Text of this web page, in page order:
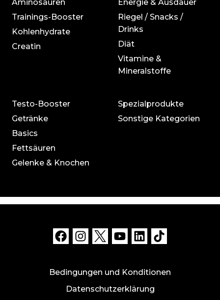
Aminosäuren
Trainings-Booster
Kohlenhydrate
Creatin
Energie & Ausdauer
Riegel / Snacks /
Drinks
Diät
Vitamine &
Mineralstoffe
Testo-Booster
Getränke
Basics
Fettsäuren
Gelenke & Knochen
Spezialprodukte
Sonstige Kategorien
Bedingungen und Konditionen
Datenschutzerklärung